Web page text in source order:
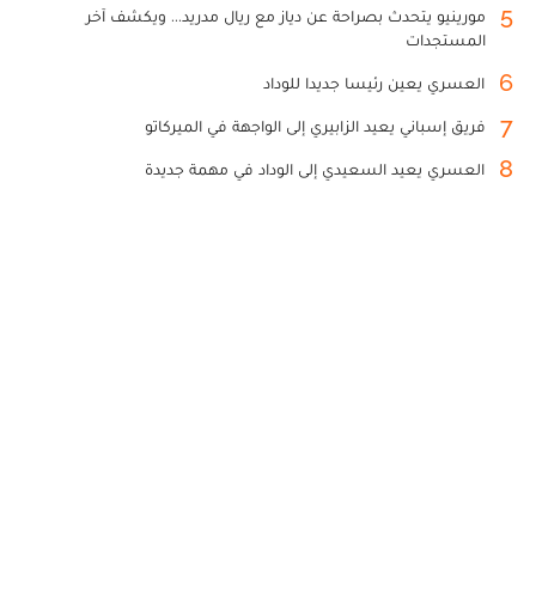
5
مورينيو يتحدث بصراحة عن دياز مع ريال مدريد... ويكشف آخر
المستجدات
6 العسري يعين رئيسا جديدا للوداد
7 فريق إسباني يعيد الزابيري إلى الواجهة في الميركاتو
8 العسري يعيد السعيدي إلى الوداد في مهمة جديدة